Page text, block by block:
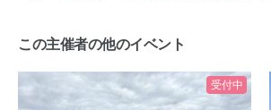
この主催者の他のイベント
受付中